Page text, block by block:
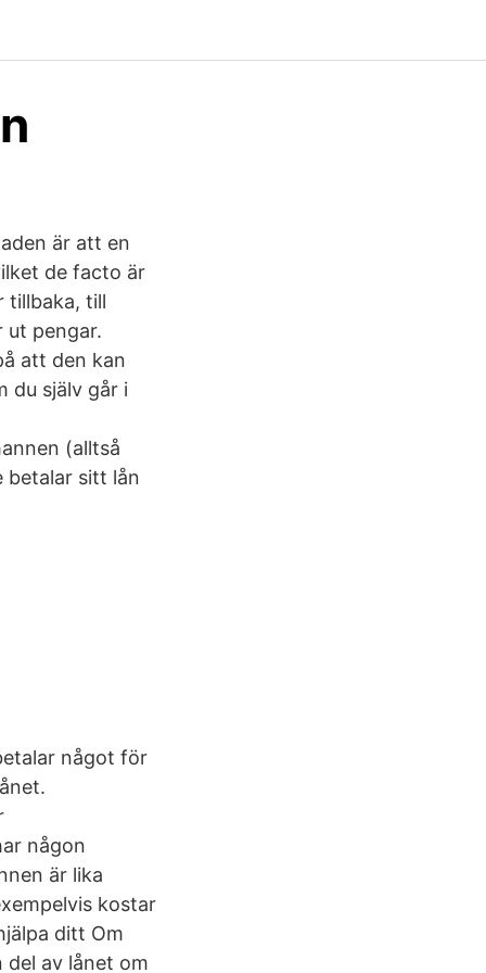
är att en
de facto är
tillbaka, till
ut pengar.
att den kan
du själv går i
(alltså
betalar sitt lån
något för
någon
är lika
kostar
ditt Om
av lånet om